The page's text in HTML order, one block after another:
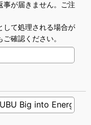
事が届きません。ご注
して処理される場合が
確認ください。